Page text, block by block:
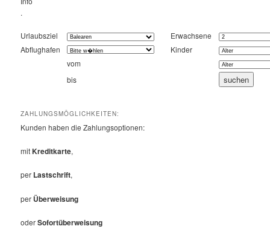
.
Urlaubsziel
Erwachsene
Abflughafen
Kinder
vom
bis
ZAHLUNGSMÖGLICHKEITEN:
Kunden haben die Zahlungsoptionen:
mitKreditkarte,
per Lastschrift,
per Überweisung
oderSofortüberweisung